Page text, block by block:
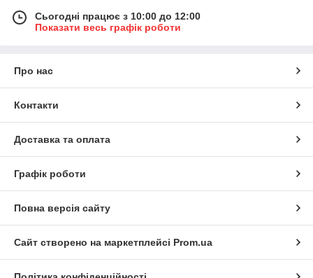
Сьогодні працює з 10:00 до 12:00
Показати весь графік роботи
Про нас
Контакти
Доставка та оплата
Графік роботи
Повна версія сайту
Сайт створено на маркетплейсі Prom.ua